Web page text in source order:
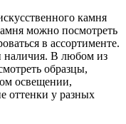
камня
можно посмотреть
в ассортименте.
наличия. В любом из
образцы,
освещении,
оттенки у разных